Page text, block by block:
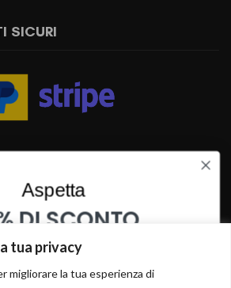
tua privacy
migliorare la tua esperienza di
SICURI
Aspetta
DI SCONTO
PRODOTTO
DATI PER OTTENERE LO SCONTO